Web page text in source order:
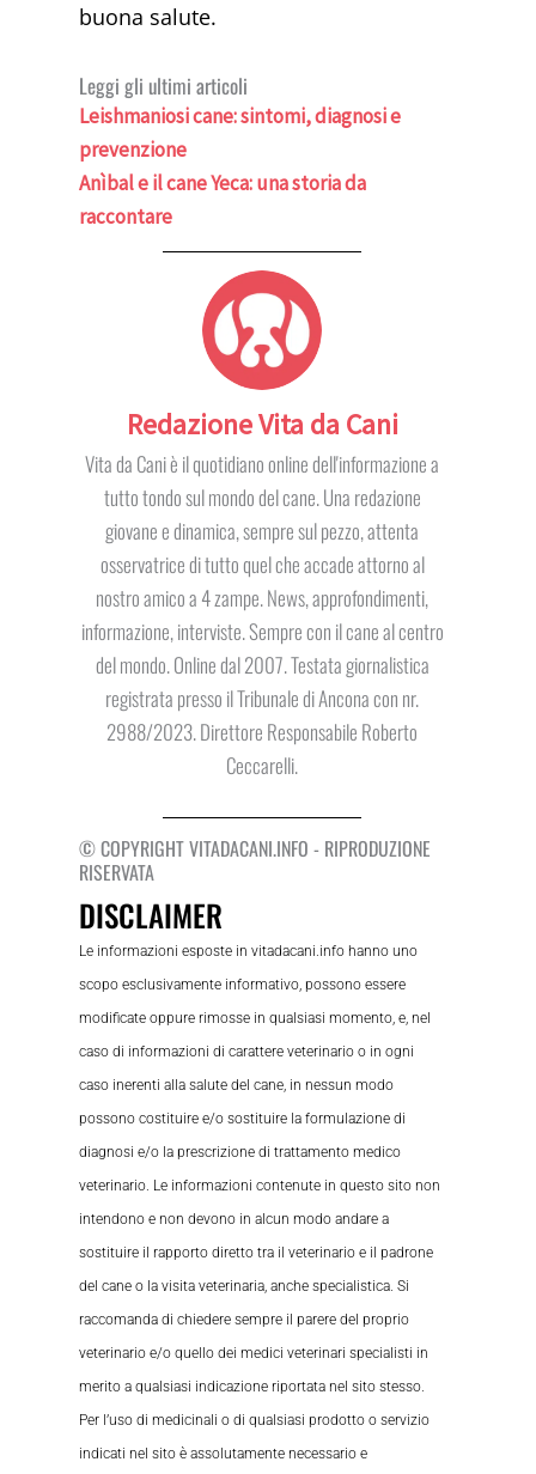
buona salute.
Leggi gli ultimi articoli
Leishmaniosi cane: sintomi, diagnosi e
prevenzione
Anìbal e il cane Yeca: una storia da
raccontare
Redazione Vita da Cani
Vita da Cani è il quotidiano online dell'informazione a
tutto tondo sul mondo del cane. Una redazione
giovane e dinamica, sempre sul pezzo, attenta
osservatrice di tutto quel che accade attorno al
nostro amico a 4 zampe. News, approfondimenti,
informazione, interviste. Sempre con il cane al centro
del mondo. Online dal 2007. Testata giornalistica
registrata presso il Tribunale di Ancona con nr.
2988/2023. Direttore Responsabile Roberto
Ceccarelli.
© COPYRIGHT VITADACANI.INFO - RIPRODUZIONE
RISERVATA
DISCLAIMER
Le informazioni esposte in vitadacani.info hanno uno
scopo esclusivamente informativo, possono essere
modificate oppure rimosse in qualsiasi momento, e, nel
caso di informazioni di carattere veterinario o in ogni
caso inerenti alla salute del cane, in nessun modo
possono costituire e/o sostituire la formulazione di
diagnosi e/o la prescrizione di trattamento medico
veterinario. Le informazioni contenute in questo sito non
intendono e non devono in alcun modo andare a
sostituire il rapporto diretto tra il veterinario e il padrone
del cane o la visita veterinaria, anche specialistica. Si
raccomanda di chiedere sempre il parere del proprio
veterinario e/o quello dei medici veterinari specialisti in
merito a qualsiasi indicazione riportata nel sito stesso.
Per l’uso di medicinali o di qualsiasi prodotto o servizio
indicati nel sito è assolutamente necessario e